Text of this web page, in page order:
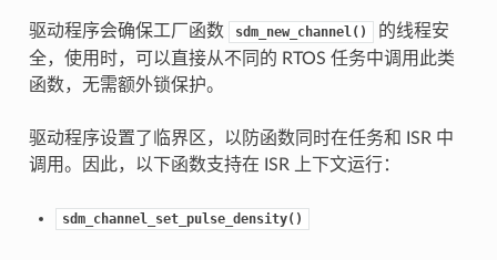
驱动程序会确保工厂函数 sdm_new_channel()
的线程安
全，使用时，可以直接从不同的 RTOS 任务中调用此类
函数，无需额外锁保护。
驱动程序设置了临界区，以防函数同时在任务和 ISR 中
调用。因此，以下函数支持在 ISR 上下文运行：
sdm_channel_set_pulse_density()